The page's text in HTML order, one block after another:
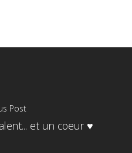
Post
et un coeur ♥️